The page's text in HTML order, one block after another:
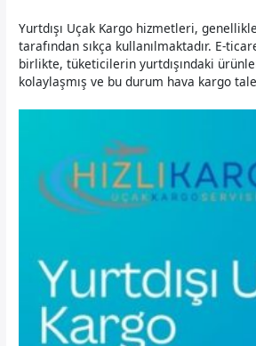
Yurtdışı Uçak Kargo hizmetleri,
tarafından sıkça kullanılmaktadır. E-
birlikte, tüketicilerin yurtdışındaki
kolaylaşmış ve bu durum hava kargo